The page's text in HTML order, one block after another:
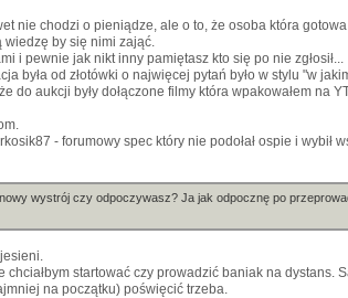
nie chodzi o pieniądze, ale o to, że osoba która
by się nimi zająć.
i pewnie jak nikt inny pamiętasz kto się po nie zgłosił...
była od złotówki o najwięcej pytań było w stylu "w
do aukcji były dołączone filmy która wpakowałem na
- forumowy spec który nie podołał ospie i wybił
wystrój czy odpoczywasz? Ja jak odpocznę po
startować czy prowadzić baniak na dystans.
na początku) poświęcić trzeba.